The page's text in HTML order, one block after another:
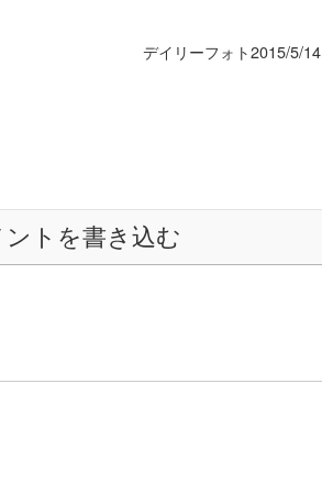
デイリーフォト2015/5/14
ントを書き込む